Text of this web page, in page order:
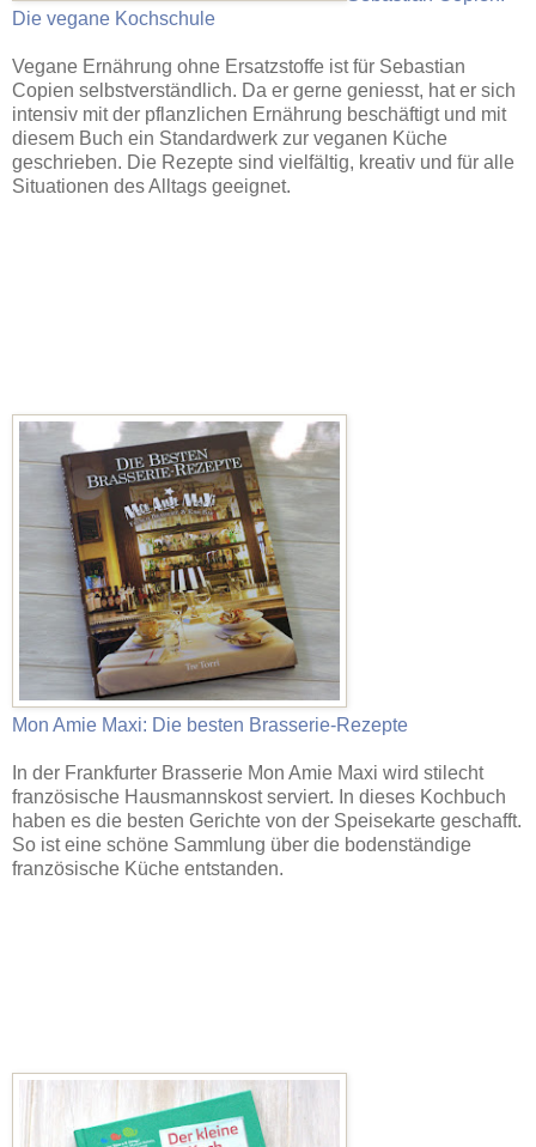
Die vegane Kochschule
Vegane Ernährung ohne Ersatzstoffe ist für Sebastian
Copien selbstverständlich. Da er gerne geniesst, hat er sich
intensiv mit der pflanzlichen Ernährung beschäftigt und mit
diesem Buch ein Standardwerk zur veganen Küche
geschrieben. Die Rezepte sind vielfältig, kreativ und für alle
Situationen des Alltags geeignet.
Mon Amie Maxi: Die besten Brasserie-Rezepte
In der Frankfurter Brasserie Mon Amie Maxi wird stilecht
französische Hausmannskost serviert. In dieses Kochbuch
haben es die besten Gerichte von der Speisekarte geschafft.
So ist eine schöne Sammlung über die bodenständige
französische Küche entstanden.